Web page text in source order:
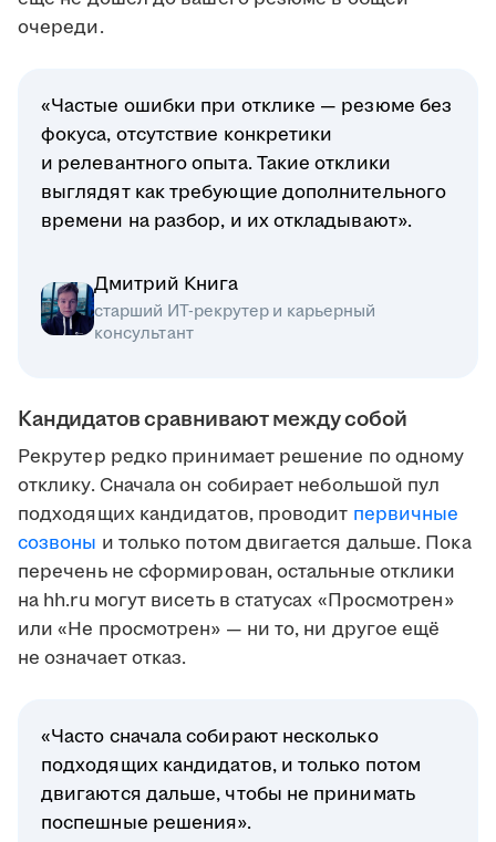
очереди.
«Частые ошибки при отклике — резюме без
фокуса, отсутствие конкретики
и релевантного опыта. Такие отклики
выглядят как требующие дополнительного
времени на разбор, и их откладывают».
Дмитрий Книга
старший ИТ-рекрутер и карьерный
консультант
Кандидатов сравнивают между собой
Рекрутер редко принимает решение по одному
отклику. Сначала он собирает небольшой пул
подходящих кандидатов, проводит первичные
созвоны и только потом двигается дальше. Пока
перечень не сформирован, остальные отклики
на hh.ru могут висеть в статусах «Просмотрен»
или «Не просмотрен» — ни то, ни другое ещё
не означает отказ.
«Часто сначала собирают несколько
подходящих кандидатов, и только потом
двигаются дальше, чтобы не принимать
поспешные решения».